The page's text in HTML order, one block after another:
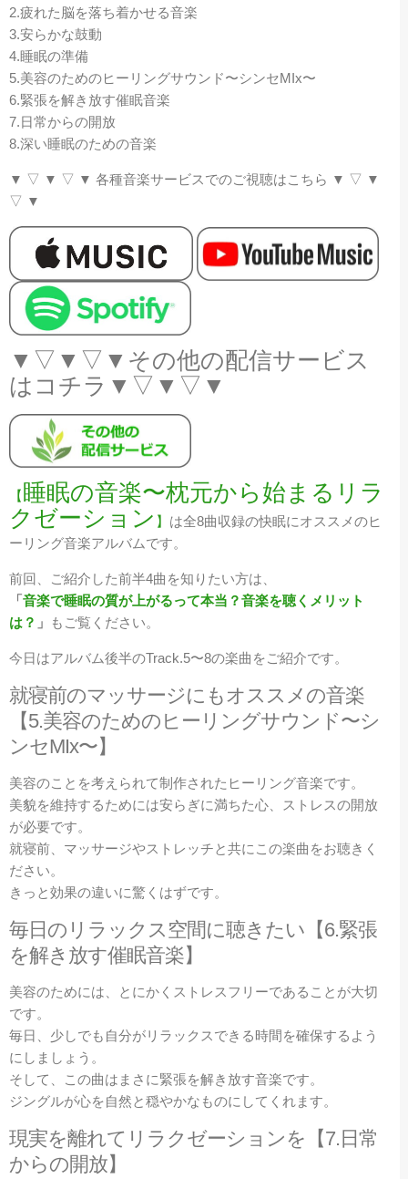
2.疲れた脳を落ち着かせる音楽
3.安らかな鼓動
4.睡眠の準備
5.美容のためのヒーリングサウンド〜シンセMIx〜
6.緊張を解き放す催眠音楽
7.日常からの開放
8.深い睡眠のための音楽
▼ ▽ ▼ ▽ ▼ 各種音楽サービスでのご視聴はこちら ▼ ▽ ▼
▽ ▼
▼▽▼▽▼その他の配信サービス
はコチラ▼▽▼▽▼
【 睡眠の音楽〜枕元から始まるリラ
クゼーション 】 は全8曲収録の快眠にオススメのヒ
ーリング音楽アルバムです。
前回、ご紹介した前半4曲を知りたい方は、
「音楽で睡眠の質が上がるって本当？音楽を聴くメリット
は？ 」 もご覧ください。
今日はアルバム後半のTrack.5〜8の楽曲をご紹介です。
就寝前のマッサージにもオススメの音楽
【5.美容のためのヒーリングサウンド〜シ
ンセMIx〜】
美容のことを考えられて制作されたヒーリング音楽です。
美貌を維持するためには安らぎに満ちた心、ストレスの開放
が必要です。
就寝前、マッサージやストレッチと共にこの楽曲をお聴きく
ださい。
きっと効果の違いに驚くはずです。
毎日のリラックス空間に聴きたい【6.緊張
を解き放す催眠音楽】
美容のためには、とにかくストレスフリーであることが大切
です。
毎日、少しでも自分がリラックスできる時間を確保するよう
にしましょう。
そして、この曲はまさに緊張を解き放す音楽です。
ジングルが心を自然と穏やかなものにしてくれます。
現実を離れてリラクゼーションを【7.日常
からの開放】